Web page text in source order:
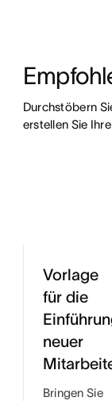
Durchstöbern
erstellen Sie
Vorlage
für die
neuer
Bringen Sie